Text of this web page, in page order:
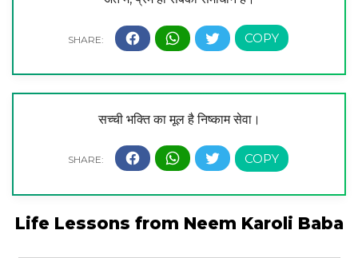
सच्ची भक्ति का मूल है निष्काम सेवा।
Life Lessons from Neem Karoli Baba